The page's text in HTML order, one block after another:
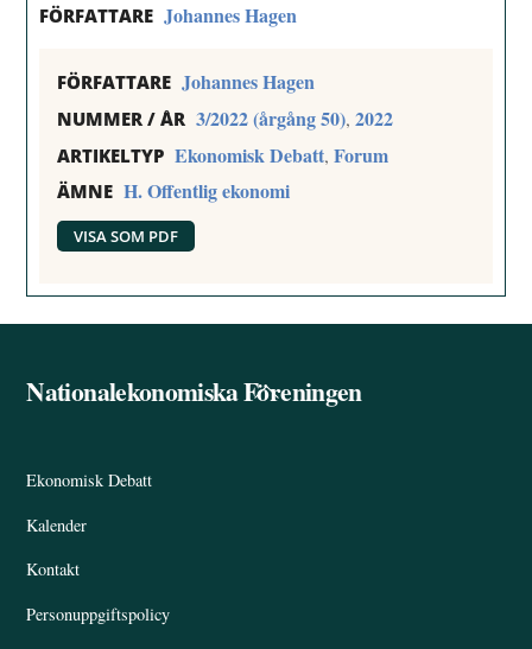
FÖRFATTARE Johannes Hagen
FÖRFATTARE Johannes Hagen
NUMMER / ÅR 3/2022 (årgång 50),2022
ARTIKELTYP Ekonomisk Debatt,Forum
ÄMNE H. Offentlig ekonomi
VISA SOM PDF
Back
Nationalekonomiska Föreningen
Ekonomisk Debatt
Kalender
Kontakt
Personuppgiftspolicy